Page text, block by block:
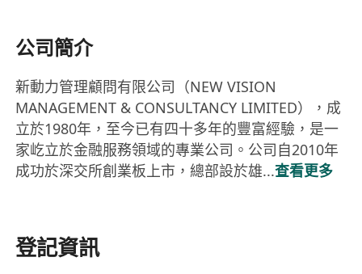
公司簡介
新動力管理顧問有限公司（NEW VISION
MANAGEMENT & CONSULTANCY LIMITED），成
立於1980年，至今已有四十多年的豐富經驗，是一
家屹立於金融服務領域的專業公司。公司自2010年
成功於深交所創業板上市，總部設於雄...查看更多
登記資訊